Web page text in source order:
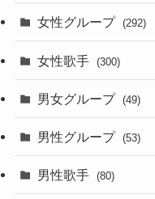
女性グループ (292)
女性歌手 (300)
男女グループ (49)
男性グループ (53)
男性歌手 (80)